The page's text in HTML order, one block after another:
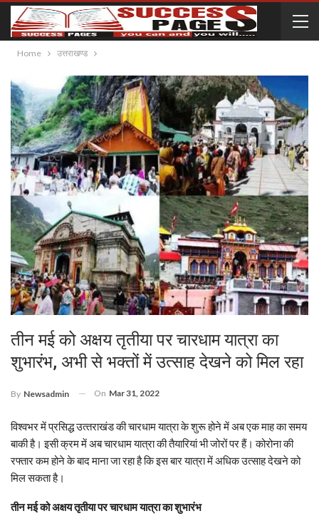
Home उत्तराखण्ड
तीन मई को अक्षय तृतीया पर चारधाम यात्रा का
शुभारंभ, अभी से भक्‍तों में उत्‍साह देखने को मिल रहा
By Newsadmin On Mar 31, 2022
विश्‍वभर में प्रसिद्ध उत्‍तराखंड की चारधाम यात्रा के शुरू होने में अब एक माह का समय
बाकी है। इसी क्रम में अब चारधाम यात्रा की तैयारियां भी जोरों पर हैं। कोरोना की
रफ्तार कम होने के बाद माना जा रहा है कि इस बार यात्रा में अधिक उत्‍साह देखने को
मिल सकता है।
तीन मई को अक्षय तृतीया पर चारधाम यात्रा का शुभारंभ